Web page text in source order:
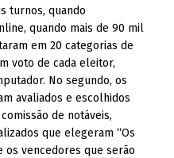
turnos, quando
quando mais de 90 mil
em 20 categorias de
voto de cada eleitor,
No segundo, os
avaliados e escolhidos
de notáveis,
que elegeram “Os
os vencedores que serão